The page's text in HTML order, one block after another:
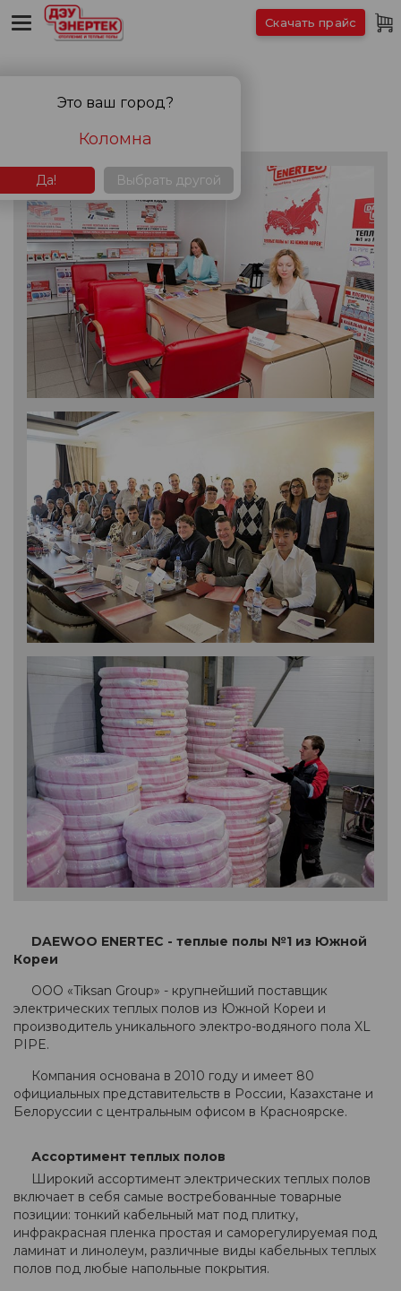
О компании
DAEWOO ENERTEC - теплые полы №1 из Южной
Кореи
ООО «Tiksan Group» - крупнейший поставщик
электрических теплых полов из Южной Кореи и
производитель уникального электро-водяного пола XL
PIPE.
Компания основана в 2010 году и имеет 80
официальных представительств в России, Казахстане и
Белоруссии с центральным офисом в Красноярске.
Ассортимент теплых полов
Широкий ассортимент электрических теплых полов
включает в себя самые востребованные товарные
позиции: тонкий кабельный мат под плитку,
инфракрасная пленка простая и саморегулируемая под
ламинат и линолеум, различные виды кабельных теплых
полов под любые напольные покрытия.
Скачать прайс
Это ваш город?
Коломна
Да! Выбрать другой